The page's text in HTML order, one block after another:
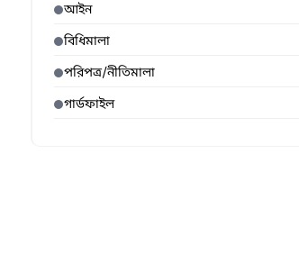
আইন
বিধিমালা
পরিপত্র/নীতিমালা
গার্ডফাইল